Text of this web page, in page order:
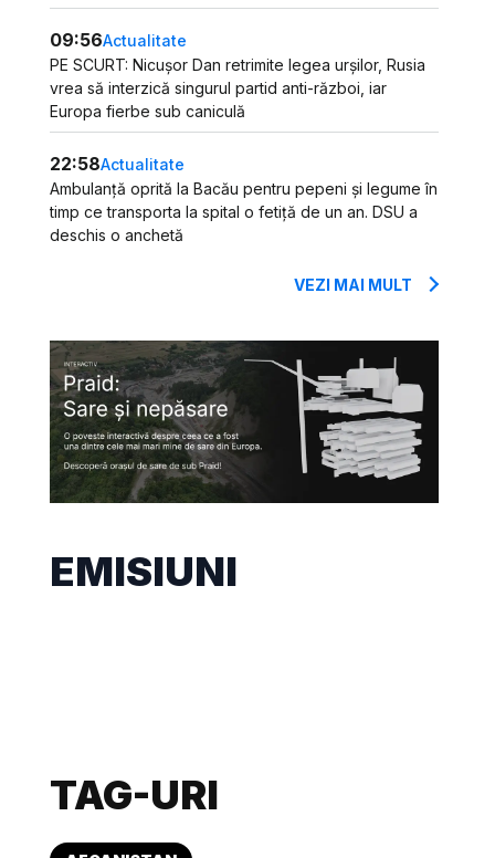
09:56Actualitate
PE SCURT: Nicușor Dan retrimite legea urșilor, Rusia
vrea să interzică singurul partid anti-război, iar
Europa fierbe sub caniculă
22:58Actualitate
Ambulanță oprită la Bacău pentru pepeni și legume în
timp ce transporta la spital o fetiță de un an. DSU a
deschis o anchetă
VEZI MAI MULT
EMISIUNI
TAG-URI